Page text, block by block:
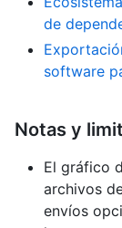
de
software
Notas y
El gráfico
archivos
envíos